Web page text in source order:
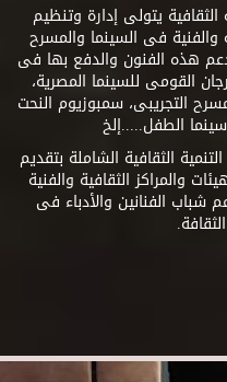
يتولى إدارة وتنظيم
والفنية فى السينما والمسرح
هذه الفنون والدفع بها فى
القومى للسينما المصرية،
التجريبى، سمبوزيوم النحت
الطفل.....إلخ
الثقافية الشاملة بتقديم
والمراكز الثقافية والفنية
شباب الفنانين والأدباء فى